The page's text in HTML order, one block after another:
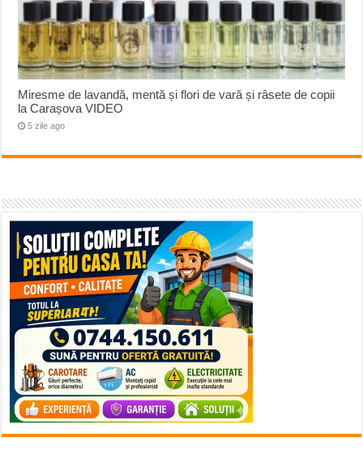
Miresme de lavandă, mentă și flori de vară și râsete de copii
la Carașova VIDEO
5 zile ago